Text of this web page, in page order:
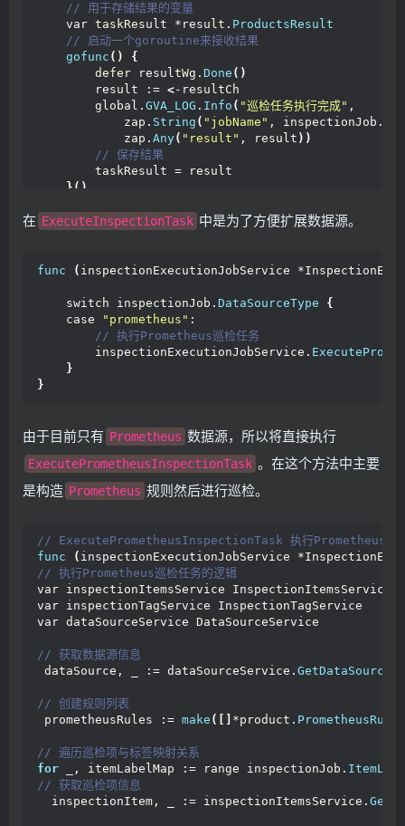
// 用于存储结果的变量
    var taskResult *result.
ProductsResult
// 启动一个goroutine来接收结果
gofunc ()
{
        defer resultWg.
Done ()
        result :=
<-resultCh
        global.
GVA_LOG . Info ( "巡检任务执行完成" ,
            zap.
String ( "jobName" , inspectionJob.
            zap.
Any( "result" , result ))
// 保存结果
        taskResult = result
}()
    inspectionExecutionJobService.
return taskResult
在 ExecuteInspectionTask 中是为了方便扩展数据源。
func ( inspectionExecutionJobService
    switch inspectionJob.
DataSourceType
{
    case
"prometheus" :
// 执行Prometheus巡检任务
        inspectionExecutionJobService.
}
}
由于目前只有 Prometheus 数据源，所以将直接执行
ExecutePrometheusInspectionTask 。在这个方法中主要
是构造 Prometheus 规则然后进行巡检。
// ExecutePrometheusInspectionTask 执行Prometheus巡
func
( inspectionExecutionJobService
// 执行Prometheus巡检任务的逻辑
var inspectionItemsService InspectionItemsService
var inspectionTagService InspectionTagService
var dataSourceService DataSourceService
// 获取数据源信息
dataSource, _ := dataSourceService. GetDataSource
// 创建规则列表
prometheusRules := make ([] *product. PrometheusRule
// 遍历巡检项与标签映射关系
for _, itemLabelMap := range inspectionJob.
// 获取巡检项信息
  inspectionItem, _ := inspectionItemsService.